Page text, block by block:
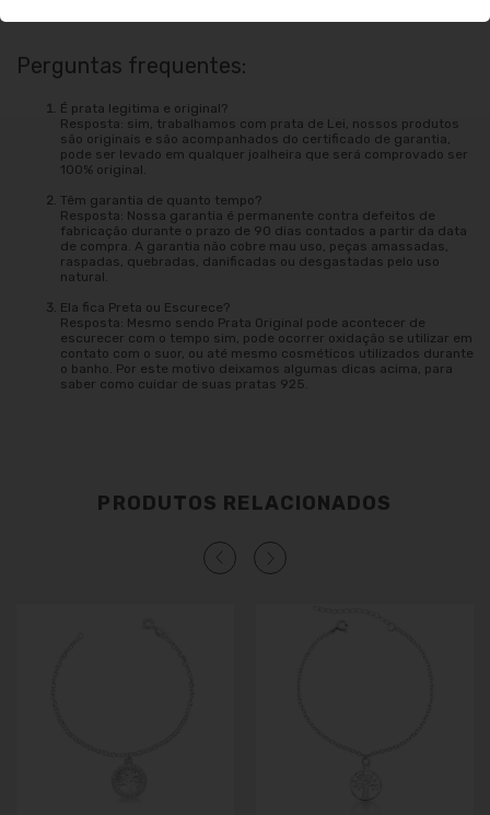
Perguntas frequentes:
É prata legitima e original?
Resposta: sim, trabalhamos com prata de Lei, nossos produtos
são originais e são acompanhados do certificado de garantia,
pode ser levado em qualquer joalheira que será comprovado ser
100% original.
Têm garantia de quanto tempo?
Resposta: Nossa garantia é permanente contra defeitos de
fabricação durante o prazo de 90 dias contados a partir da data
de compra. A garantia não cobre mau uso, peças amassadas,
raspadas, quebradas, danificadas ou desgastadas pelo uso
natural.
Ela fica Preta ou Escurece?
Resposta: Mesmo sendo Prata Original pode acontecer de
escurecer com o tempo sim, pode ocorrer oxidação se utilizar em
contato com o suor, ou até mesmo cosméticos utilizados durante
o banho. Por este motivo deixamos algumas dicas acima, para
saber como cuidar de suas pratas 925.
PRODUTOS RELACIONADOS